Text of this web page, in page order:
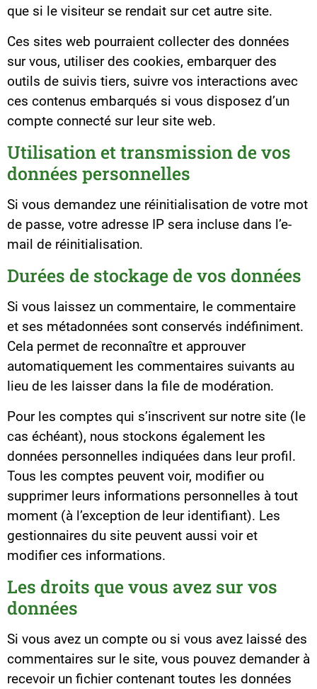
que si le visiteur se rendait sur cet autre site.
Ces sites web pourraient collecter des données
sur vous, utiliser des cookies, embarquer des
outils de suivis tiers, suivre vos interactions avec
ces contenus embarqués si vous disposez d’un
compte connecté sur leur site web.
Utilisation et transmission de vos
données personnelles
Si vous demandez une réinitialisation de votre mot
de passe, votre adresse IP sera incluse dans l’e-
mail de réinitialisation.
Durées de stockage de vos données
Si vous laissez un commentaire, le commentaire
et ses métadonnées sont conservés indéfiniment.
Cela permet de reconnaître et approuver
automatiquement les commentaires suivants au
lieu de les laisser dans la file de modération.
Pour les comptes qui s’inscrivent sur notre site (le
cas échéant), nous stockons également les
données personnelles indiquées dans leur profil.
Tous les comptes peuvent voir, modifier ou
supprimer leurs informations personnelles à tout
moment (à l’exception de leur identifiant). Les
gestionnaires du site peuvent aussi voir et
modifier ces informations.
Les droits que vous avez sur vos
données
Si vous avez un compte ou si vous avez laissé des
commentaires sur le site, vous pouvez demander à
recevoir un fichier contenant toutes les données